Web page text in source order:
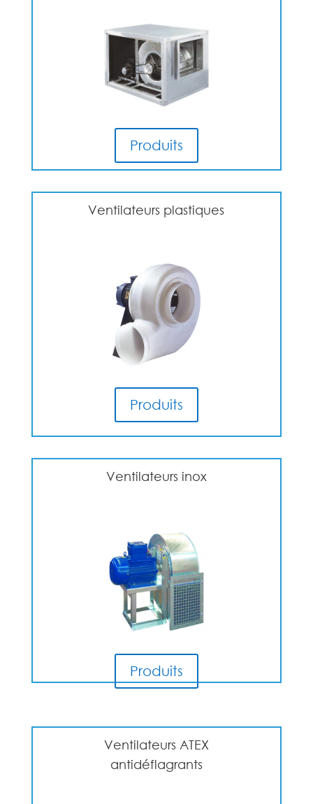
Produits
Ventilateurs plastiques
Produits
Ventilateurs inox
Produits
Ventilateurs ATEX
antidéflagrants